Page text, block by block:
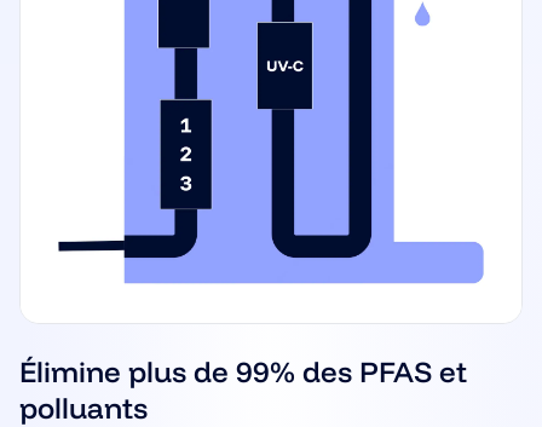
Élimine plus de 99% des PFAS et
polluants